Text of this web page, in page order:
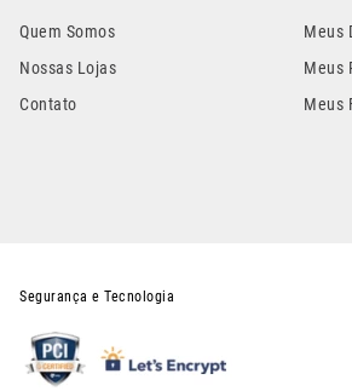
Quem Somos
Nossas Lojas
Contato
Meus
Meus
Meus
Segurança e Tecnologia